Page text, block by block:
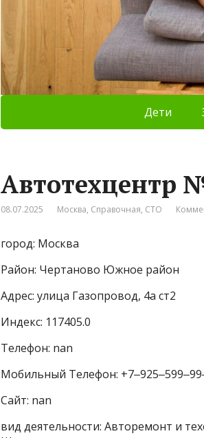
Дети
Автотехцентр
08.07.2025 Москва, Справочная, СТО
город: Москва
Район: Чертаново Южное район
Адрес: улица Газопровод, 4а ст2
Индекс: 117405.0
Телефон: nan
Мобильный Телефон:
Сайт: nan
вид деятельности: Авторемонт и